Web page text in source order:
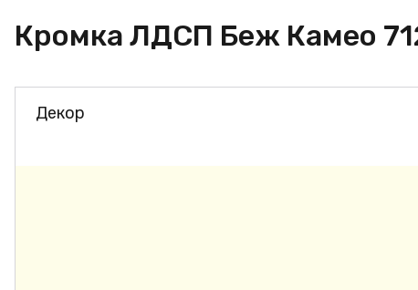
КРОМКА
Кромка ЛДСП Беж Камео
Декор